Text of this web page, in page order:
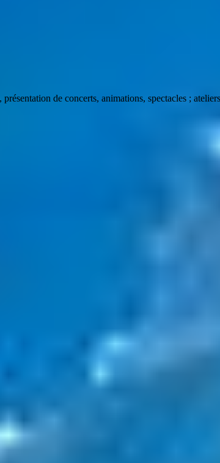
de concerts, animations, spectacles ;